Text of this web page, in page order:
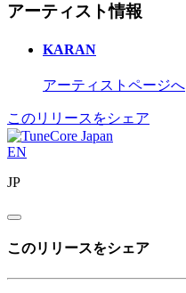
アーティスト情報
KARAN
アーティストページへ
このリリースをシェア
EN
JP
このリリースをシェア